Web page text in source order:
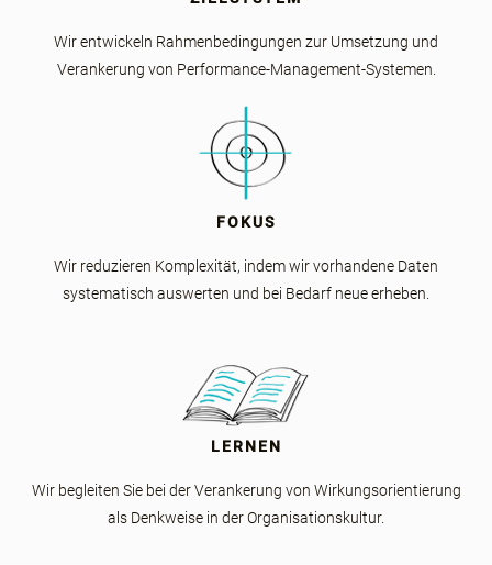
Wir entwickeln Rahmenbedingungen zur Umsetzung und
Verankerung von Performance-Management-Systemen.
FOKUS
Wir reduzieren Komplexität, indem wir vorhandene Daten
systematisch auswerten und bei Bedarf neue erheben.
LERNEN
Wir begleiten Sie bei der Verankerung von Wirkungsorientierung
als Denkweise in der Organisationskultur.